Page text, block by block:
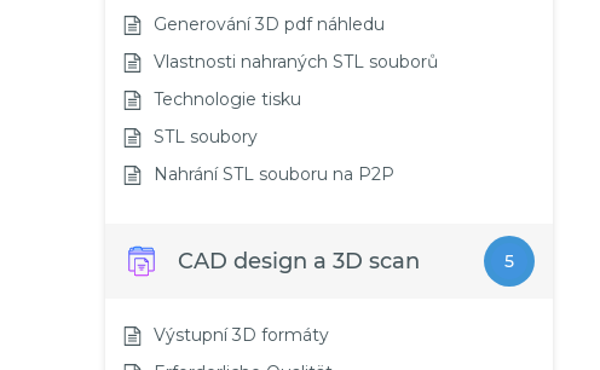
Generování 3D pdf náhledu
Vlastnosti nahraných STL souborů
Technologie tisku
STL soubory
Nahrání STL souboru na P2P
CAD design a 3D scan 5
Výstupní 3D formáty